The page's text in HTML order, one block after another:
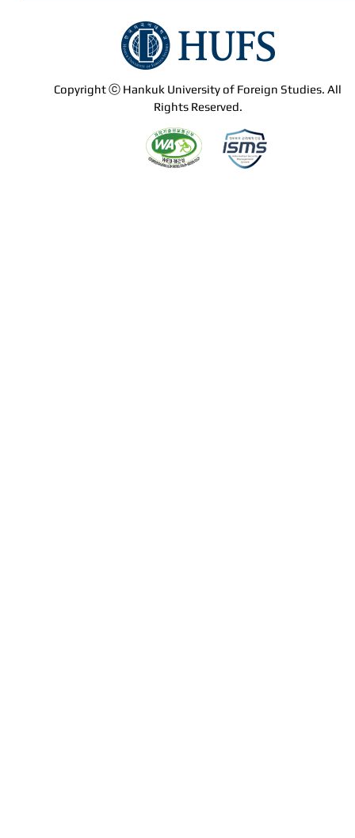
Copyright ⓒ Hankuk University of Foreign Studies. All
Rights Reserved.